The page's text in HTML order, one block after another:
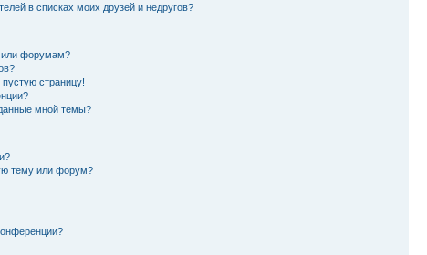
в списках моих друзей и недругов?
или форумам?
пустую страницу!
мной темы?
тему или форум?